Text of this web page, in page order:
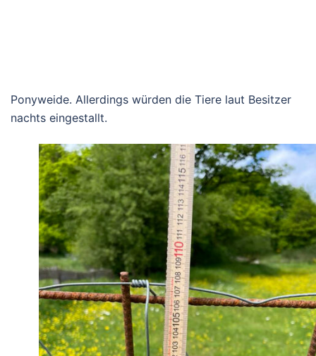
Ponyweide. Allerdings würden die Tiere laut Besitzer
nachts eingestallt.